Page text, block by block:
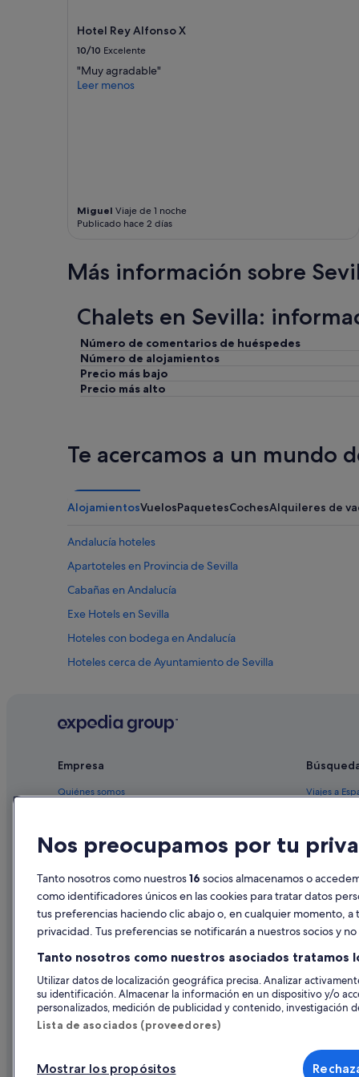
Hotel Rey Alfonso X
10/10 Excelente
"Muy agradable"
Leer menos
Miguel Viaje de 1 noche
Publicado hace 2 días
Más información sobre
Chalets en Sevilla:
Número de comentarios de huéspedes
Número de alojamientos
Precio más bajo
Precio más alto
Te acercamos a un mundo
AlojamientosVuelosPaquetesCochesAlquileres de
Andalucía hoteles
Apartoteles en Provincia de Sevilla
Cabañas en Andalucía
Exe Hotels en Sevilla
Hoteles con bodega en Andalucía
Hoteles cerca de Ayuntamiento de Sevilla
Riu Hotels en Sevilla
Vime hoteles en Sevilla
Hoteles cápsula en Sevilla
Cabañas en Provincia de Sevilla
Lodges en Sevilla
Hoteles boutique en Sevilla
Hoteles de 3 estrellas en Triana
Hoteles ecológicos en Sevilla
Casas en árboles en Andalucía
Hoteles de 5 estrellas en Sevilla
Empresa
Quiénes somos
Anuncia tu alojamiento
Prensa
Viajes a
Alquileres
Vuelos
Alquiler de
© 2026 Expedia, Inc., una empresa de Expedia Group. Todos los
Nos preocupamos por tu
Tanto nosotros como nuestros16 socios almacenamos o
como identificadores únicos en las cookies para tratar datos
tus preferencias haciendo clic abajo o, en cualquier momento,
privacidad. Tus preferencias se notificarán a nuestros socios y
Tanto nosotros como nuestros asociados tratamos
Utilizar datos de localización geográfica precisa. Analizar
su identificación. Almacenar la información en un dispositivo y/o
personalizados, medición de publicidad y contenido, investigación
Lista de asociados (proveedores)
Mostrar los propósitos